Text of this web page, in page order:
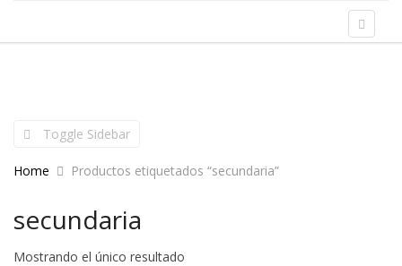
Toggle Sidebar
Home Productos etiquetados “secundaria”
secundaria
Mostrando el único resultado